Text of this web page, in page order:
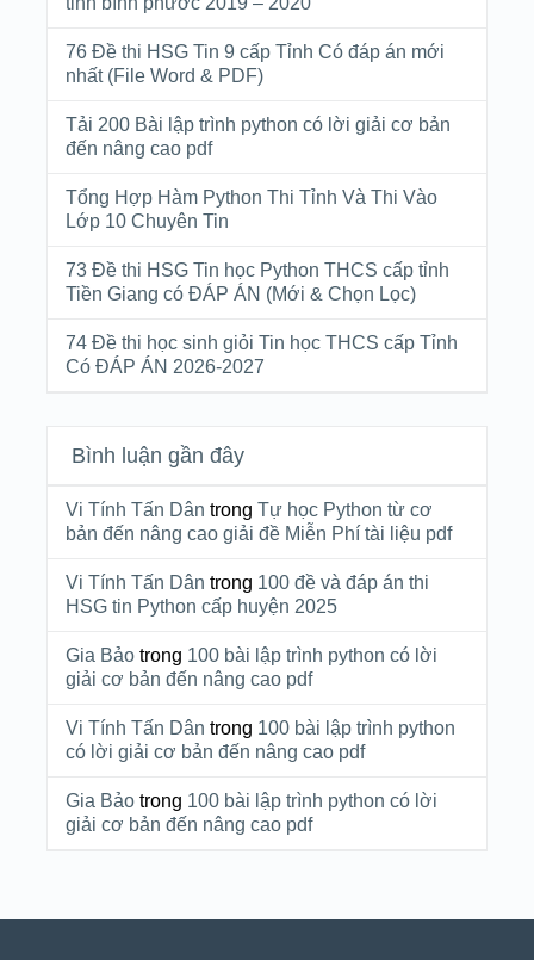
76 Đề thi HSG Tin 9 cấp Tỉnh Có đáp án mới
nhất (File Word & PDF)
Tải 200 Bài lập trình python có lời giải cơ bản
đến nâng cao pdf
Tổng Hợp Hàm Python Thi Tỉnh Và Thi Vào
Lớp 10 Chuyên Tin
73 Đề thi HSG Tin học Python THCS cấp tỉnh
Tiền Giang có ĐÁP ÁN (Mới & Chọn Lọc)
74 Đề thi học sinh giỏi Tin học THCS cấp Tỉnh
Có ĐÁP ÁN 2026-2027
Bình luận gần đây
Vi Tính Tấn Dân trong Tự học Python từ cơ
bản đến nâng cao giải đề Miễn Phí tài liệu pdf
Vi Tính Tấn Dân trong 100 đề và đáp án thi
HSG tin Python cấp huyện 2025
Gia Bảotrong 100 bài lập trình python có lời
giải cơ bản đến nâng cao pdf
Vi Tính Tấn Dân trong 100 bài lập trình python
có lời giải cơ bản đến nâng cao pdf
Gia Bảotrong 100 bài lập trình python có lời
giải cơ bản đến nâng cao pdf